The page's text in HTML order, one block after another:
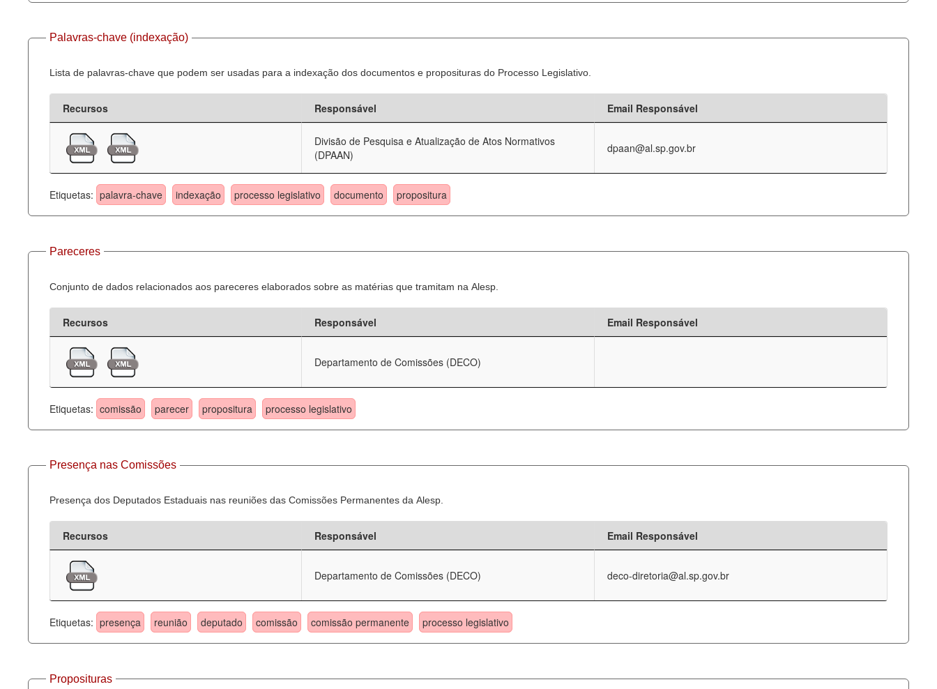
Palavras-chave (indexação)
Lista de palavras-chave que podem ser usadas para a indexação dos documentos e proposituras do Processo Legislativo.
Recursos Responsável Email Responsável
Divisão de Pesquisa e Atualização de Atos Normativos
(DPAAN)
dpaan@al.sp.gov.br
Etiquetas: palavra-chave indexação processo legislativo documento propositura
Pareceres
Conjunto de dados relacionados aos pareceres elaborados sobre as matérias que tramitam na Alesp.
Recursos Responsável Email Responsável
Departamento de Comissões (DECO)
Etiquetas: comissão parecer propositura processo legislativo
Presença nas Comissões
Presença dos Deputados Estaduais nas reuniões das Comissões Permanentes da Alesp.
Recursos Responsável Email Responsável
Departamento de Comissões (DECO) deco-diretoria@al.sp.gov.br
Etiquetas: presença reunião deputado comissão comissão permanente processo legislativo
Proposituras